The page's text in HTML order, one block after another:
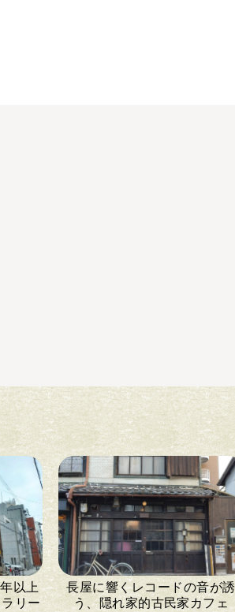
以上
リー
長屋に響くレコードの音が誘
う、隠れ家的古民家カフェ